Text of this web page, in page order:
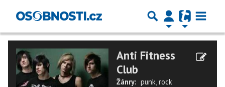
Anti Fitness
Club
Žánry: punk,rock